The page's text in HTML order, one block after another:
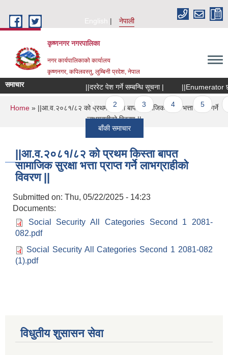
English
नेपाली
कृष्णनगर नगरपालिका
नगर कार्यपालिकाको कार्यालय
कृष्णनगर, कपिलवस्तु, लुम्बिनी प्रदेश, नेपाल
समाचार ||दररेट पेश गर्ने सम्बन्धि सूचना | ||Enumerator
Pages
1 2 3 4 5 6
बाँकी समाचार
You are here
Home» ||आ.व.२०८१/८२ को प्रथम किस्ता बापत सामाजिक सुरक्षा भत्ता प्राप्त गर्ने
लाभग्राहीको विवरण ||
||आ.व.२०८१/८२ को प्रथम किस्ता बापत
सामाजिक सुरक्षा भत्ता प्राप्त गर्ने लाभग्राहीको
विवरण ||
Submitted on: Thu, 05/22/2025 - 14:23
Documents:
Social Security All Categories Second 1 2081-
082.pdf
Social Security All Categories Second 1 2081-082
(1).pdf
विधुतीय शुसासन सेवा